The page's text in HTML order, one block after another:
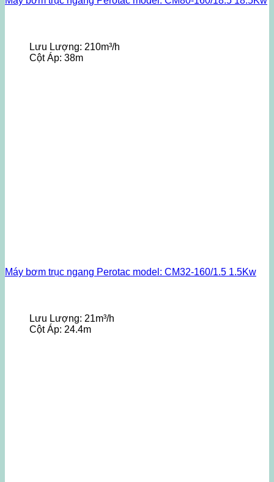
Lưu Lượng: 210m³/h
Cột Áp: 38m
Máy bơm trục ngang Perotac model: CM32-160/1.5 1.5Kw
Lưu Lượng: 21m³/h
Cột Áp: 24.4m